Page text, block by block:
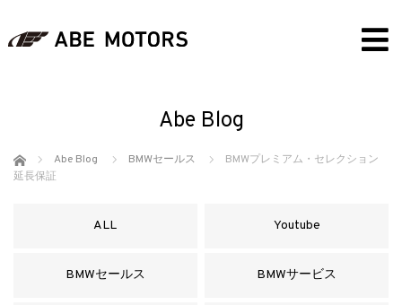
Abe Blog
ホーム Abe Blog BMWセールス
BMWプレミアム・セレクション
延長保証
ALL Youtube
BMWセールス BMWサービス